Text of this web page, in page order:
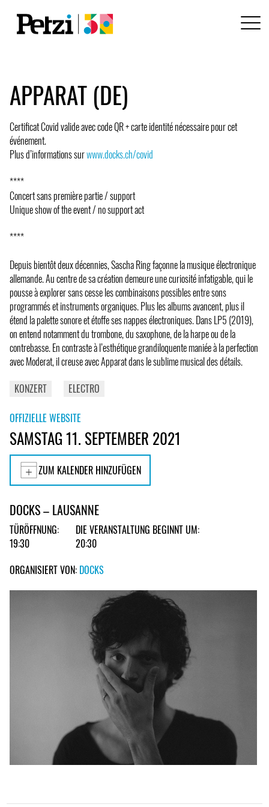
APPARAT (DE)
Certificat Covid valide avec code QR + carte identité nécessaire pour cet
événement.
Plus d’informations surwww.docks.ch/covid
****
Concert sans première partie / support
Unique show of the event / no support act
****
Depuis bientôt deux décennies, Sascha Ring façonne la musique électronique
allemande. Au centre de sa création demeure une curiosité infatigable, qui le
pousse à explorer sans cesse les combinaisons possibles entre sons
programmés et instruments organiques. Plus les albums avancent, plus il
étend la palette sonore et étoffe ses nappes électroniques. Dans LP5 (2019),
on entend notamment du trombone, du saxophone, de la harpe ou de la
contrebasse. En contraste à l’esthétique grandiloquente maniée à la perfection
avec Moderat, il creuse avec Apparat dans le sublime musical des détails.
KONZERT
ELECTRO
OFFIZIELLE WEBSITE
SAMSTAG 11. SEPTEMBER 2021
ZUM KALENDER HINZUFÜGEN
DOCKS – LAUSANNE
TÜRÖFFNUNG:
19:30
DIE VERANSTALTUNG BEGINNT UM:
20:30
ORGANISIERT VON: DOCKS